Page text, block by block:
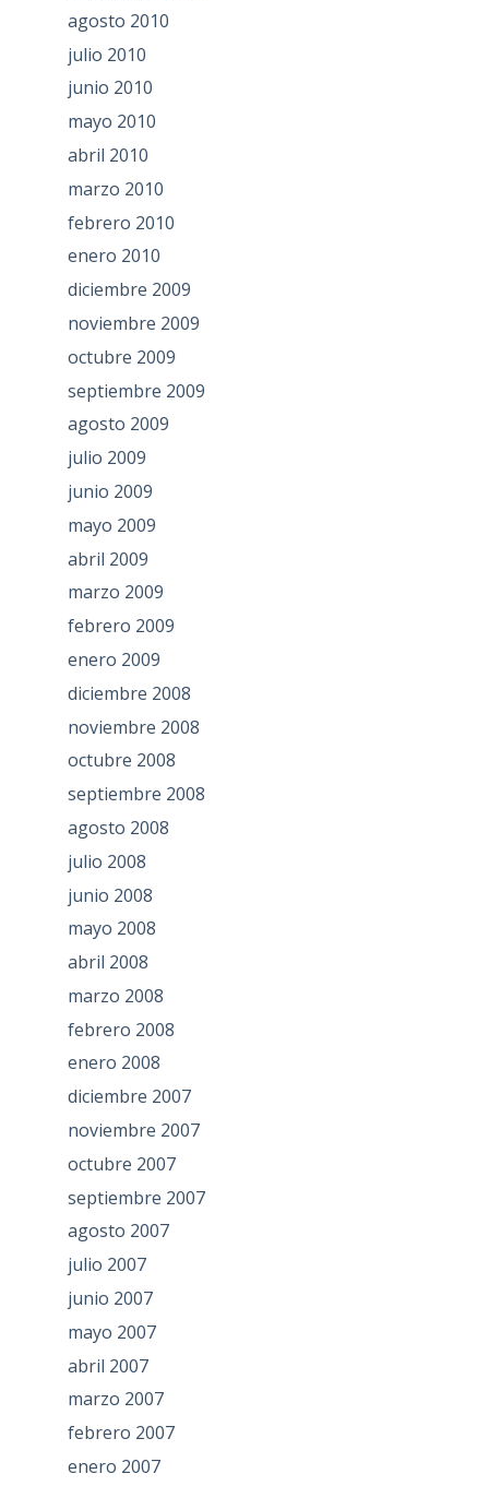
agosto 2010
julio 2010
junio 2010
mayo 2010
abril 2010
marzo 2010
febrero 2010
enero 2010
diciembre 2009
noviembre 2009
octubre 2009
septiembre 2009
agosto 2009
julio 2009
junio 2009
mayo 2009
abril 2009
marzo 2009
febrero 2009
enero 2009
diciembre 2008
noviembre 2008
octubre 2008
septiembre 2008
agosto 2008
julio 2008
junio 2008
mayo 2008
abril 2008
marzo 2008
febrero 2008
enero 2008
diciembre 2007
noviembre 2007
octubre 2007
septiembre 2007
agosto 2007
julio 2007
junio 2007
mayo 2007
abril 2007
marzo 2007
febrero 2007
enero 2007